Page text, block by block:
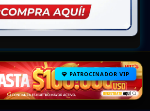
PATROCINADOR VIP